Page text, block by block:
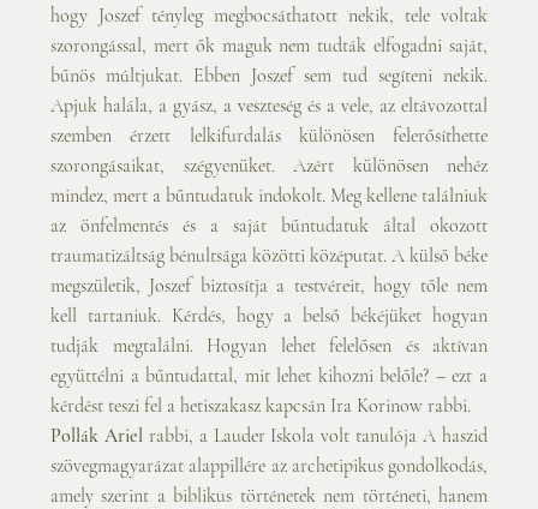
hogy Joszef tényleg megbocsáthatott nekik, tele voltak
szorongással, mert ők maguk nem tudták elfogadni saját,
bűnös múltjukat. Ebben Joszef sem tud segíteni nekik.
Apjuk halála, a gyász, a veszteség és a vele, az eltávozottal
szemben érzett lelkifurdalás különösen felerősíthette
szorongásaikat, szégyenüket. Azért különösen nehéz
mindez, mert a bűntudatuk indokolt. Meg kellene találniuk
az önfelmentés és a saját bűntudatuk által okozott
traumatizáltság bénultsága közötti középutat. A külső béke
megszületik, Joszef biztosítja a testvéreit, hogy tőle nem
kell tartaniuk. Kérdés, hogy a belső békéjüket hogyan
tudják megtalálni. Hogyan lehet felelősen és aktívan
együttélni a bűntudattal, mit lehet kihozni belőle? – ezt a
kérdést teszi fel a hetiszakasz kapcsán Ira Korinow rabbi.
Pollák Ariel rabbi, a Lauder Iskola volt tanulója A haszid
szövegmagyarázat alappillére az archetipikus gondolkodás,
amely szerint a biblikus történetek nem történeti, hanem